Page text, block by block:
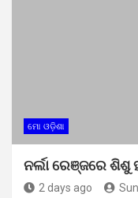
ମୋ ଓଡ଼ିଶା
ନର୍ଲା ରେଞ୍ଜରେ ଶିଶୁ
2 days ago